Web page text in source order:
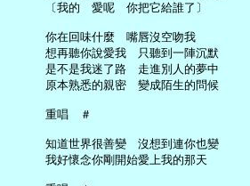
     〔我的　愛呢　你把它給誰了〕
     你在回味什麼　嘴唇沒空吻我
     想再聽你說愛我　只聽到一陣沉默
     是不是我迷了路　走進別人的夢中
     原本熟悉的親密　變成陌生的問候
     重唱　＃
     知道世界很善變　沒想到連你也變
     我好懷念你剛開始愛上我的那天